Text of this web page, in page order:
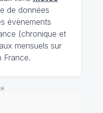
de données
évènements
(chronique et
mensuels sur
France.